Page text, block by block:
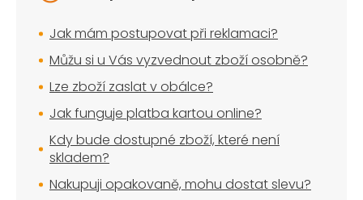
Jak mám postupovat při reklamaci?
Můžu si u Vás vyzvednout zboží osobně?
Lze zboží zaslat v obálce?
Jak funguje platba kartou online?
Kdy bude dostupné zboží, které není
skladem?
Nakupuji opakovaně, mohu dostat slevu?